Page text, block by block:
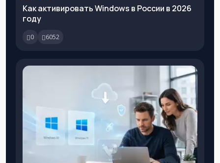
Как активировать Windows в России в 2026
году
0 6052